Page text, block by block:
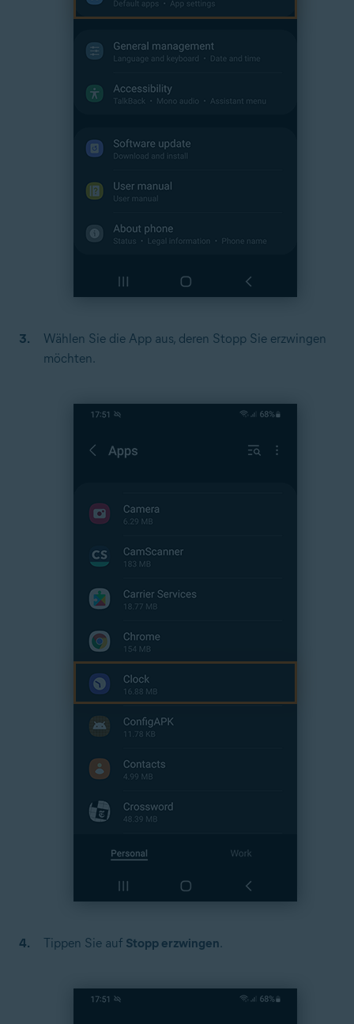
Wählen Sie die App aus, deren Stopp Sie erzwingen
möchten.
Tippen Sie auf Stopp erzwingen.